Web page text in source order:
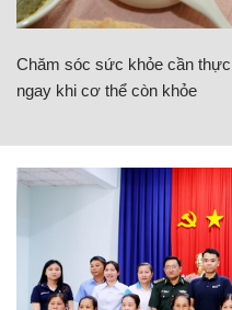
Chăm sóc sức khỏe cần
ngay khi cơ thể còn khỏe